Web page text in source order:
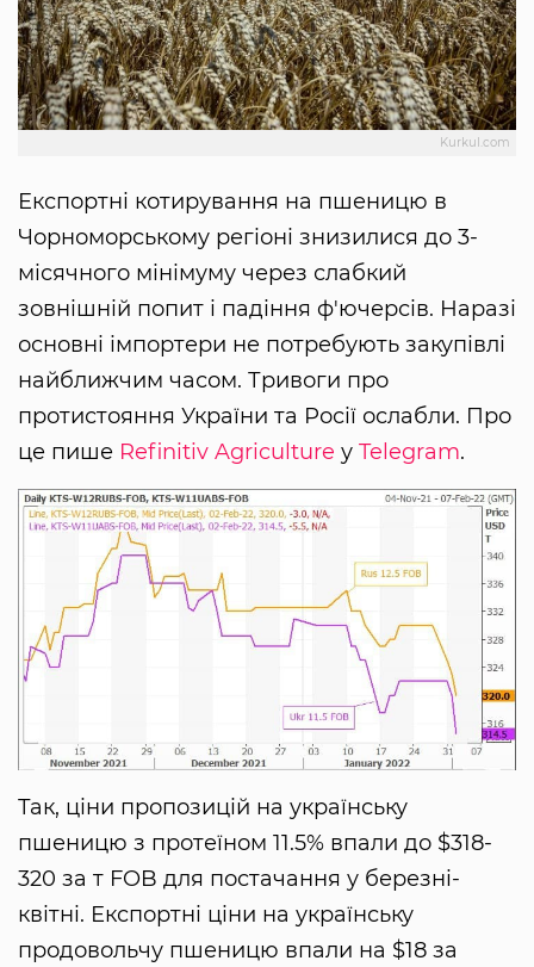
Kurkul.com
Експортні котирування на пшеницю в
Чорноморському регіоні знизилися до 3-
місячного мінімуму через слабкий
зовнішній попит і падіння ф'ючерсів. Наразі
основні імпортери не потребують закупівлі
найближчим часом. Тривоги про
протистояння України та Росії ослабли. Про
це пише Refinitiv Agriculture у Telegram.
Так, ціни пропозицій на українську
пшеницю з протеїном 11.5% впали до $318-
320 за т FOB для постачання у березні-
квітні. Експортні ціни на українську
продовольчу пшеницю впали на $18 за